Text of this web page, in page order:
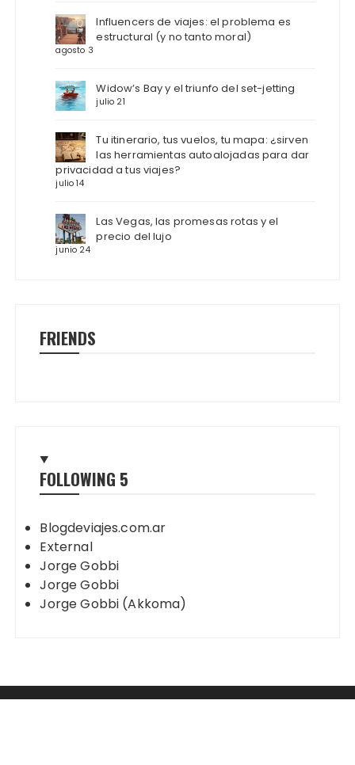
Influencers de viajes: el problema es
estructural (y no tanto moral)
agosto 3
Widow’s Bay y el triunfo del set-jetting
julio 21
Tu itinerario, tus vuelos, tu mapa: ¿sirven
las herramientas autoalojadas para dar
privacidad a tus viajes?
julio 14
Las Vegas, las promesas rotas y el
precio del lujo
junio 24
FRIENDS
FOLLOWING 5
Blogdeviajes.com.ar
External
Jorge Gobbi
Jorge Gobbi
Jorge Gobbi (Akkoma)